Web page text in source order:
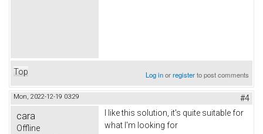
Top Log inorregisterto post comments
Mon, 2022-12-19 03:29 #4
cara
Offline
I like this solution, it's quite suitable for
what I'm looking for